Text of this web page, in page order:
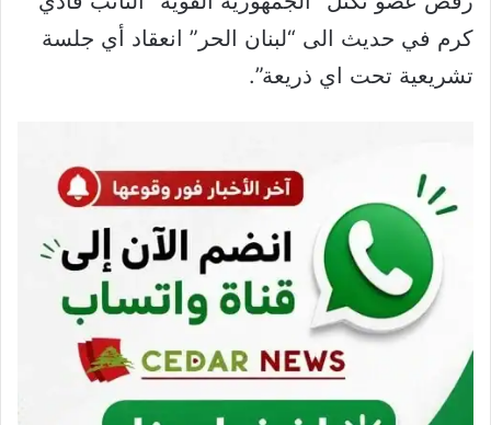
كرم في حديث الى “لبنان الحر” انعقاد أي جلسة
تشريعية تحت اي ذريعة”.